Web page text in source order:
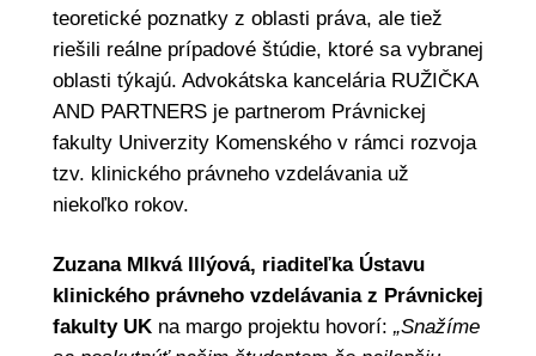
teoretické poznatky z oblasti práva, ale tiež
riešili reálne prípadové štúdie, ktoré sa vybranej
oblasti týkajú. Advokátska kancelária RUŽIČKA
AND PARTNERS je partnerom Právnickej
fakulty Univerzity Komenského v rámci rozvoja
tzv. klinického právneho vzdelávania už
niekoľko rokov.
Zuzana Mlkvá Illýová, riaditeľka Ústavu
klinického právneho vzdelávania z Právnickej
fakulty UKna margo projektu hovorí: „Snažíme